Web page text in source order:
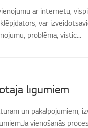
ar internetu,
var
problēma, vistic...
līgumiem
un pakalpojumiem,
vienošanās